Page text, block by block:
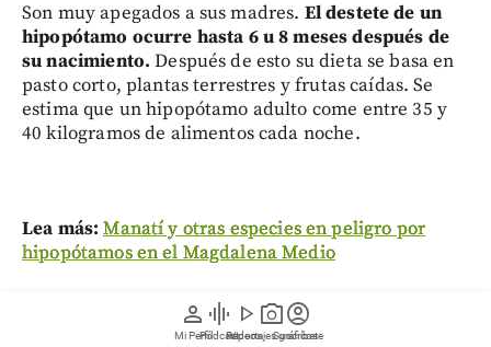
person
Mi Perfil
graphic_eq
Pódcast
play_arrow
Videos
photo_camera
Reportajes gráficos
account_circle
Suscríbete
Son muy apegados a sus madres. El destete de un
hipopótamo ocurre hasta 6 u 8 meses después de
su nacimiento. Después de esto su dieta se basa en
pasto corto, plantas terrestres y frutas caídas. Se
estima que un hipopótamo adulto come entre 35 y
40 kilogramos de alimentos cada noche.
Lea más:Manatí y otras especies en peligro por
hipopótamos en el Magdalena Medio
Las hembras se aíslan del grupo durante el parto y
permanecen solas con su cría entre 10 y 14 días —e